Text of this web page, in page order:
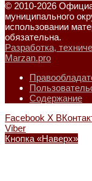
© 2010-2026
муниципального
использовании
обязательна.
Разработка,
Marzan.pro
Содержание
Facebook X
Viber
Кнопка «Наверх»